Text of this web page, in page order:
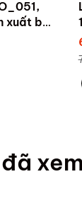
xuất bởi
xem